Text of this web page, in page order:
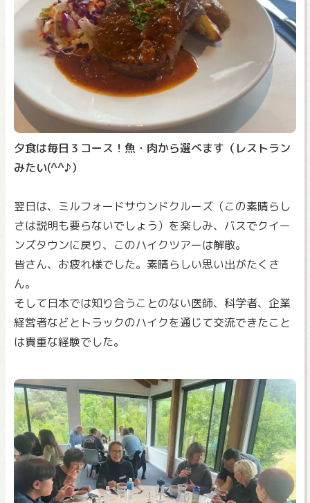
夕食は毎日３コース！魚・肉から選べます（レストラン
みたい(^^♪）
翌日は、ミルフォードサウンドクルーズ（この素晴らし
さは説明も要らないでしょう）を楽しみ、バスでクイー
ンズタウンに戻り、このハイクツアーは解散。
皆さん、お疲れ様でした。素晴らしい思い出がたくさ
ん。
そして日本では知り合うことのない医師、科学者、企業
経営者などとトラックのハイクを通じて交流できたこと
は貴重な経験でした。